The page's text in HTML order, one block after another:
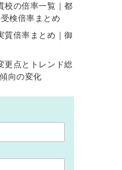
校の倍率一覧｜都
検倍率まとめ
質倍率まとめ｜御
更点とトレンド総
向の変化